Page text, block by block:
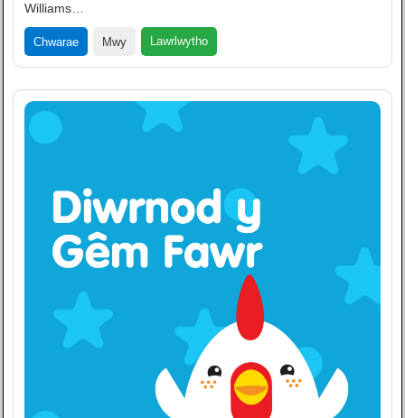
Williams…
Chwarae Mwy Lawrlwytho